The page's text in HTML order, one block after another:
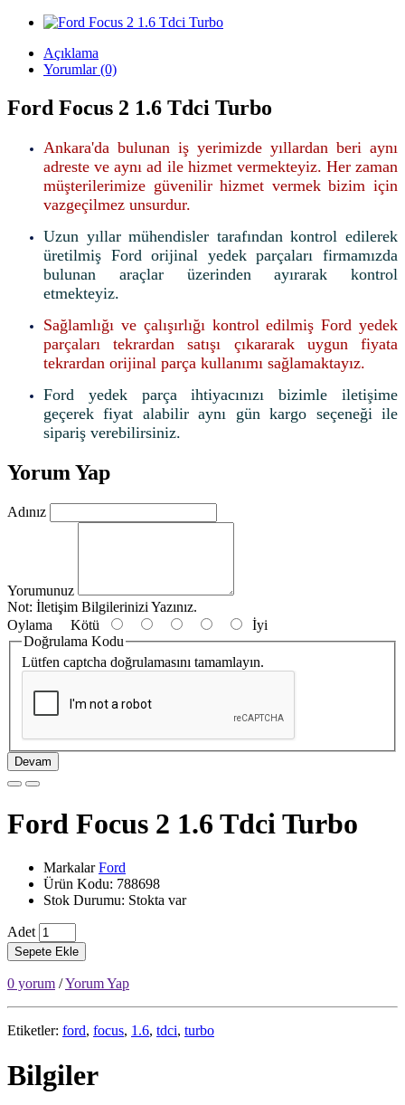
Açıklama
Yorumlar (0)
Ford Focus 2 1.6 Tdci Turbo
Ankara'da bulunan iş yerimizde yıllardan beri aynı
adreste ve aynı ad ile hizmet vermekteyiz. Her zaman
müşterilerimize güvenilir hizmet vermek bizim için
vazgeçilmez unsurdur.
Uzun yıllar mühendisler tarafından kontrol edilerek
üretilmiş Ford orijinal yedek parçaları firmamızda
bulunan araçlar üzerinden ayırarak kontrol
etmekteyiz.
Sağlamlığı ve çalışırlığı kontrol edilmiş Ford yedek
parçaları tekrardan satışı çıkararak uygun fiyata
tekrardan orijinal parça kullanımı sağlamaktayız.
Ford yedek parça ihtiyacınızı bizimle iletişime
geçerek fiyat alabilir aynı gün kargo seçeneği ile
sipariş verebilirsiniz.
Yorum Yap
Adınız
Yorumunuz
Not: İletişim Bilgilerinizi Yazınız.
Oylama Kötü
İyi
Doğrulama Kodu
Lütfen captcha doğrulamasını tamamlayın.
Devam
Ford Focus 2 1.6 Tdci Turbo
MarkalarFord
Ürün Kodu: 788698
Stok Durumu: Stokta var
Adet
Sepete Ekle
0 yorum /Yorum Yap
Etiketler: ford, focus, 1.6, tdci, turbo
Bilgiler